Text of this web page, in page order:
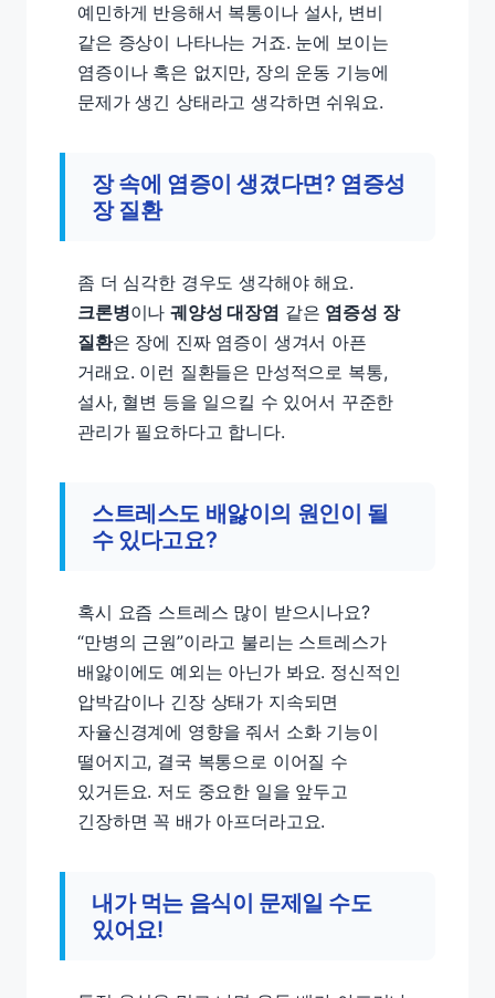
예민하게 반응해서 복통이나 설사, 변비
같은 증상이 나타나는 거죠. 눈에 보이는
염증이나 혹은 없지만, 장의 운동 기능에
문제가 생긴 상태라고 생각하면 쉬워요.
장 속에 염증이 생겼다면? 염증성
장 질환
좀 더 심각한 경우도 생각해야 해요.
크론병이나궤양성 대장염 같은 염증성 장
질환은 장에 진짜 염증이 생겨서 아픈
거래요. 이런 질환들은 만성적으로 복통,
설사, 혈변 등을 일으킬 수 있어서 꾸준한
관리가 필요하다고 합니다.
스트레스도 배앓이의 원인이 될
수 있다고요?
혹시 요즘 스트레스 많이 받으시나요?
“만병의 근원”이라고 불리는 스트레스가
배앓이에도 예외는 아닌가 봐요. 정신적인
압박감이나 긴장 상태가 지속되면
자율신경계에 영향을 줘서 소화 기능이
떨어지고, 결국 복통으로 이어질 수
있거든요. 저도 중요한 일을 앞두고
긴장하면 꼭 배가 아프더라고요.
내가 먹는 음식이 문제일 수도
있어요!